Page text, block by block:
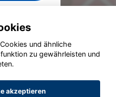
GmbH 2020 - 2026
und ähnliche
zu gewährleisten und
akzeptieren